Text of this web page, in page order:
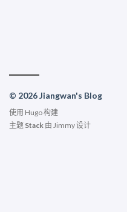
© 2026 Jiangwan's Blog
使用 Hugo构建
主题 Stack 由 Jimmy设计